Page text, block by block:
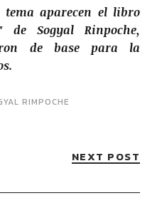
tema aparecen el libro
de Sogyal Rinpoche,
de base para la
RIMPOCHE
NEXT POST